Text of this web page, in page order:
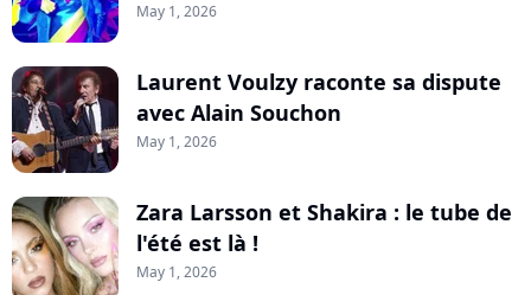
May 1, 2026
Laurent Voulzy raconte sa dispute
avec Alain Souchon
May 1, 2026
Zara Larsson et Shakira : le tube de
l'été est là !
May 1, 2026